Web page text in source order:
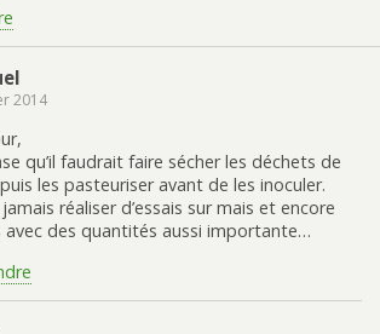
2014
qu’il faudrait faire sécher les déchets de
les pasteuriser avant de les inoculer.
jamais réaliser d’essais sur mais et encore
avec des quantités aussi importante…